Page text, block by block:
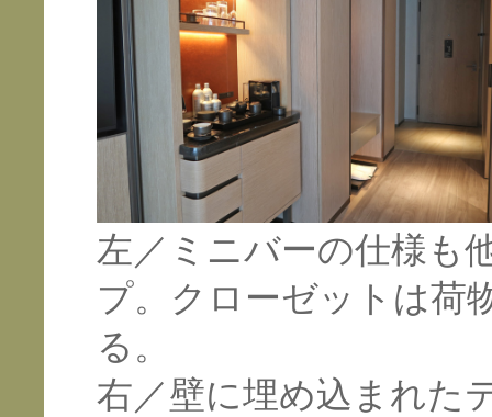
左／ミニバーの仕様も
プ。クローゼットは荷
る。
右／壁に埋め込まれた